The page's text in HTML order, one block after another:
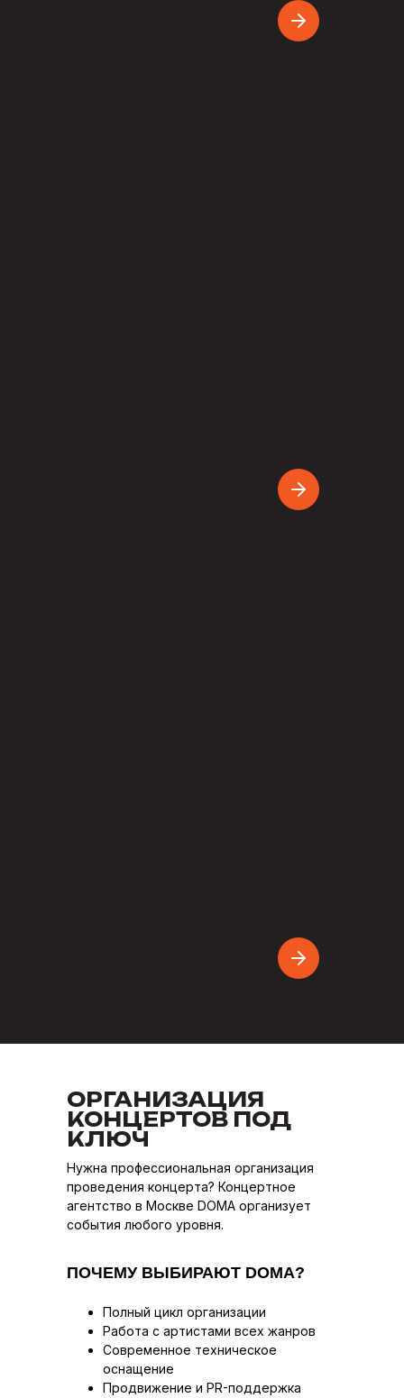
Полный цикл организации
Работа с артистами всех жанров
Современное техническое
оснащение
Продвижение и PR-поддержка
Нужна профессиональная организация
проведения концерта? Концертное
агентство в Москве DOMA организует
события любого уровня.
ПОЧЕМУ ВЫБИРАЮТ DOMA?
ОРГАНИЗАЦИЯ
КОНЦЕРТОВ ПОД
КЛЮЧ